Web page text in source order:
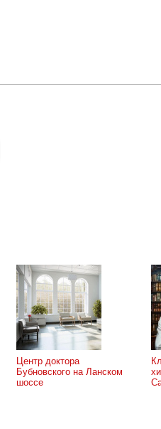
Центр доктора
Бубновского на Ланском
шоссе